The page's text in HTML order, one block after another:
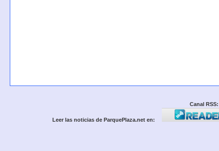
Canal RSS:
Leer las noticias de ParquePlaza.net en: